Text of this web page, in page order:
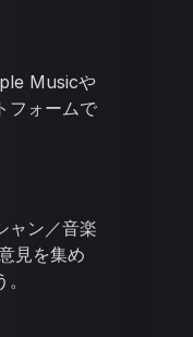
Musicや
フォームで
ャン／音楽
見を集め